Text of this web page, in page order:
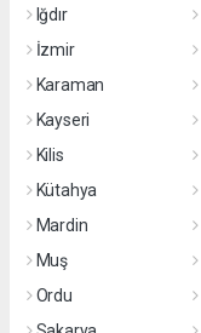
Iğdır
İzmir
Karaman
Kayseri
Kilis
Kütahya
Mardin
Muş
Ordu